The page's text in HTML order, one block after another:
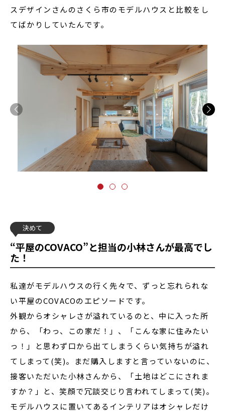
スデザインさんのさくら市のモデルハウスと比較をし
てばかりしていたんです。
決めて
“平屋のCOVACO”と担当の小林さんが最高でし
た！
私達がモデルハウスの行く先々で、ずっと忘れられな
い平屋のCOVACOのエピソードです。
外観からオシャレさが溢れているのと、中に入った所
から、「わっ、この家だ！」、「こんな家に住みたい
っ！」と思わず口から出てしまうくらい気持ちが溢れ
てしまって(笑)。まだ購入しますと言っていないのに、
接客いただいた小林さんから、「土地はどこにされま
すか？」と、笑顔で冗談交じり言われてしまって(笑)。
モデルハウスに置いてあるインテリアはオシャレだけ